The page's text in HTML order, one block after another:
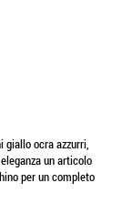
ocra azzurri,
un articolo
per un completo